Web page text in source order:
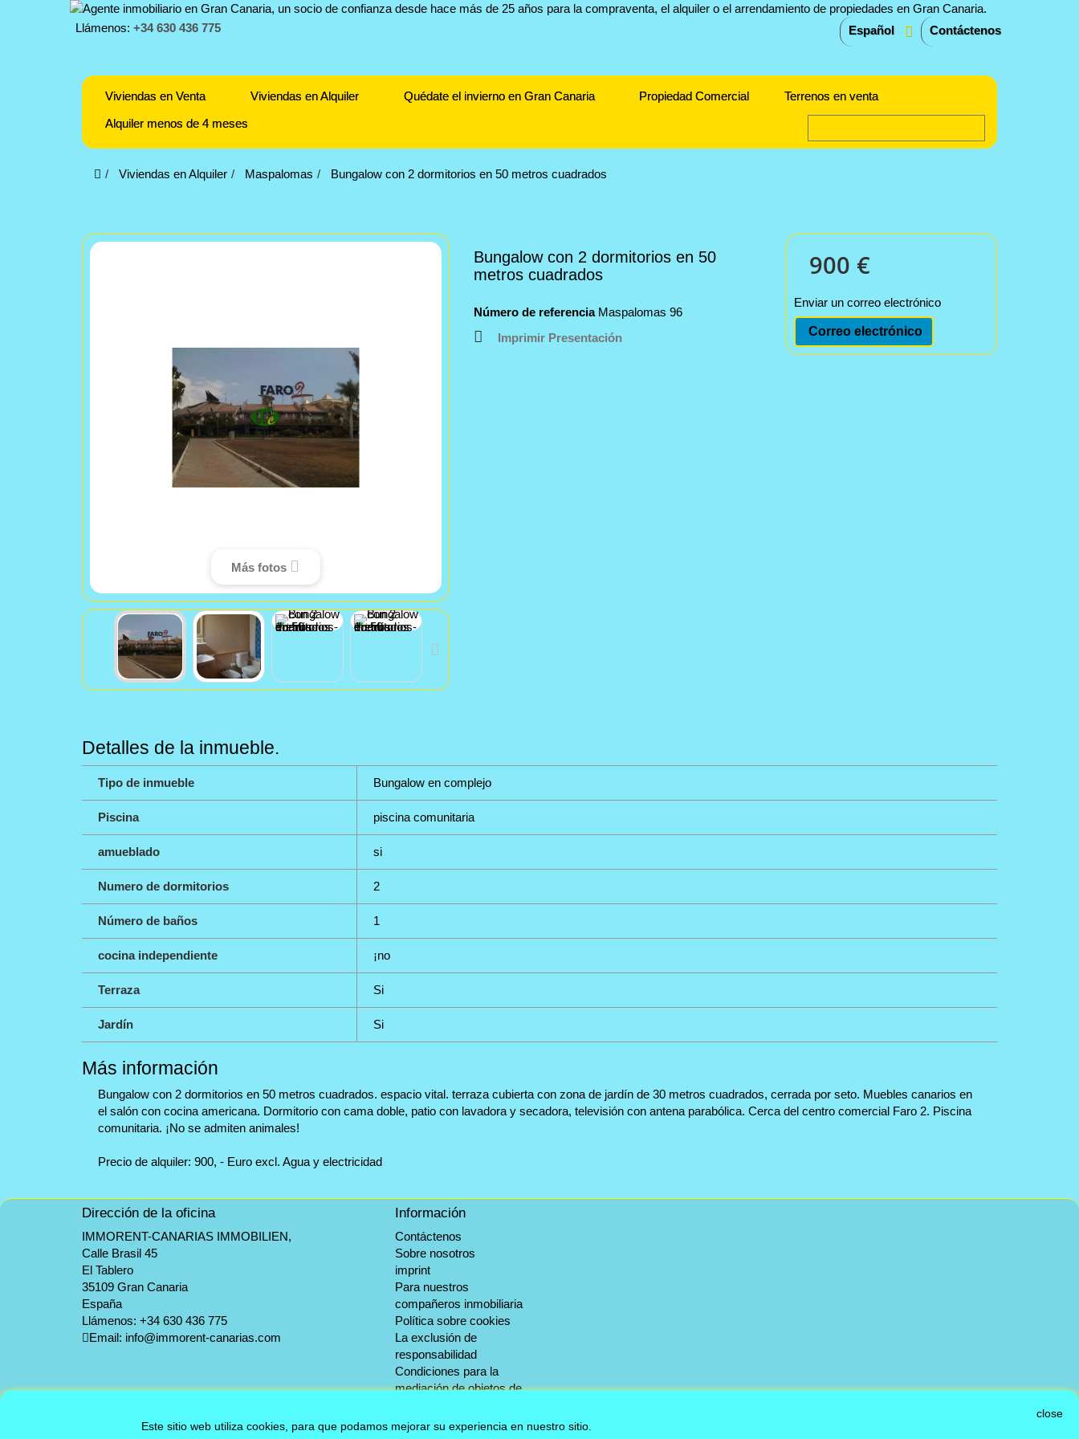
Contáctenos
Llámenos: +34 630 436 775 Español
Viviendas en Venta Viviendas en Alquiler Quédate el invierno en Gran Canaria Propiedad Comercial
Terrenos en venta
Alquiler menos de 4 meses
Viviendas en Alquiler Maspalomas Bungalow con 2 dormitorios en 50 metros cuadrados
Más fotos
Bungalow con 2 dormitorios en 50
metros cuadrados
Número de referencia Maspalomas 96
Imprimir Presentación
900 €
Enviar un correo electrónico
Correo electrónico
Detalles de la inmueble.
Tipo de inmueble Bungalow en complejo
Piscina piscina comunitaria
amueblado si
Numero de dormitorios 2
Número de baños 1
cocina independiente ¡no
Terraza Si
Jardín Si
Más información
Bungalow con 2 dormitorios en 50 metros cuadrados. espacio vital. terraza cubierta con zona de jardín de 30 metros cuadrados, cerrada por seto. Muebles canarios en
el salón con cocina americana. Dormitorio con cama doble, patio con lavadora y secadora, televisión con antena parabólica. Cerca del centro comercial Faro 2. Piscina
comunitaria. ¡No se admiten animales!
Precio de alquiler: 900, - Euro excl. Agua y electricidad
Dirección de la oficina
IMMORENT-CANARIAS IMMOBILIEN,
Calle Brasil 45
El Tablero
35109 Gran Canaria
España
Llámenos: +34 630 436 775
Email: info@immorent-canarias.com
Información
Contáctenos
Sobre nosotros
imprint
Para nuestros
compañeros inmobiliaria
Política sobre cookies
La exclusión de
responsabilidad
Condiciones para la
mediación de objetos de
Servicio de información
close
Este sitio web utiliza cookies, para que podamos mejorar su experiencia en nuestro sitio.